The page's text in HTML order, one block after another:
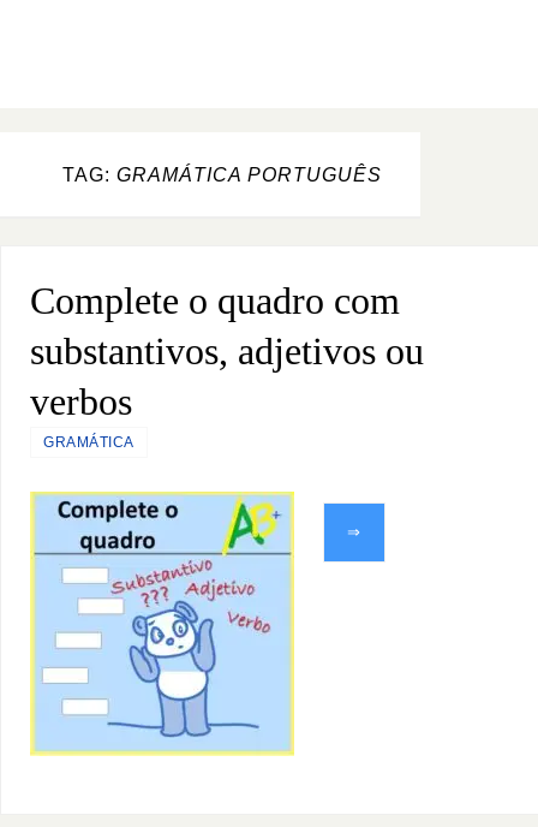
TAG: GRAMÁTICA PORTUGUÊS
Complete o quadro com
substantivos, adjetivos ou
verbos
GRAMÁTICA
⇒